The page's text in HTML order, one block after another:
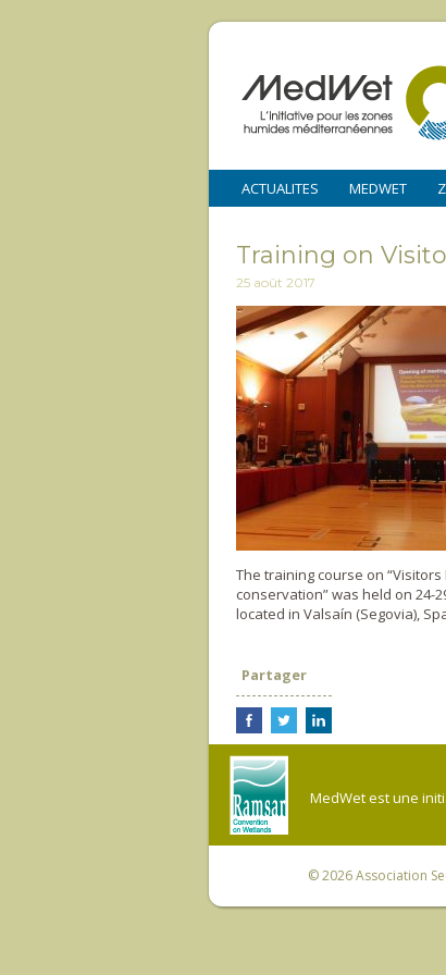
ACTUALITES MEDWET
Training on
25 août 2017
The training course on
conservation” was held on 24-
located in Valsaín (Segovia),
Partager
MedWet est une
© 2026Association